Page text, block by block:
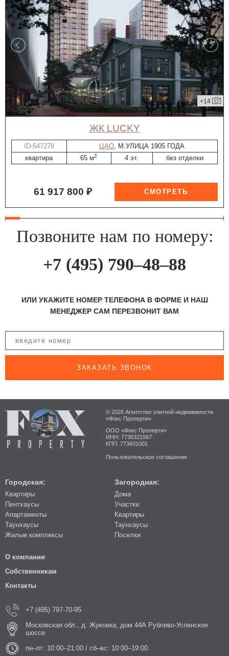
+14
ЖК LUCKY
ID-547278 ЦАО , М.УЛИЦА 1905 ГОДА
квартира
65 м2 4 эт. без отделки
61 917 800 ₽
Позвоните нам по номеру:
+7 (495) 790–48–88
ИЛИ УКАЖИТЕ НОМЕР ТЕЛЕФОНА В ФОРМЕ И НАШ
МЕНЕДЖЕР САМ ПЕРЕЗВОНИТ ВАМ
ЗАКАЗАТЬ ЗВОНОК
© 2026 Агентство элитной недвижимости
«Фокс Проперти»
ООО «Фокс Проперти»
ИНН: 7736321567
КПП: 773601001
Пользовательское соглашение
Городская:
Квартиры
Пентхаусы
Апартаменты
Таунхаусы
Жилые комплексы
Загородная:
Дома
Участки
Квартиры
Таунхаусы
Поселки
О компании
Собственникам
Контакты
+7 (495) 797-70-95
Московская обл., д. Жуковка, дом 44А Рублево-Успенское
шоссе
пн–пт: 10:00–21:00 / сб–вс: 10:00–19:00.